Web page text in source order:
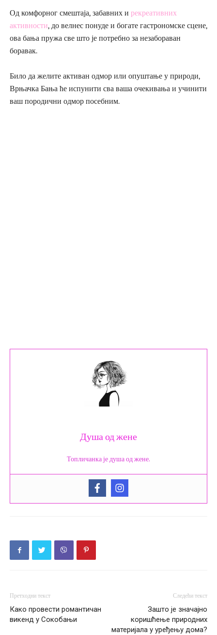
Од комфорног смештаја, забавних и рекреативних
активности, до велнес понуде и богате гастрономске сцене,
ова бања пружа све што је потребно за незабораван
боравак.
Било да желите активан одмор или опуштање у природи,
Врњачка Бања ће испунити сва ваша очекивања и учинити
ваш породични одмор посебним.
Душа од жене
Топличанка је душа од жене.
Претходни текст
Како провести романтичан
викенд у Сокобањи
Следећи текст
Зашто је значајно
коришћење природних
материјала у уређењу дома?